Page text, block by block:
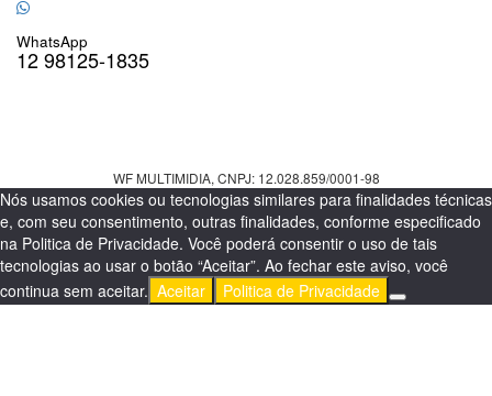
WhatsApp
12 98125-1835
WF MULTIMIDIA, CNPJ: 12.028.859/0001-98
Nós usamos cookies ou tecnologias similares para finalidades técnicas
e, com seu consentimento, outras finalidades, conforme especificado
na Politica de Privacidade. Você poderá consentir o uso de tais
tecnologias ao usar o botão “Aceitar”. Ao fechar este aviso, você
continua sem aceitar. Aceitar Politica de Privacidade